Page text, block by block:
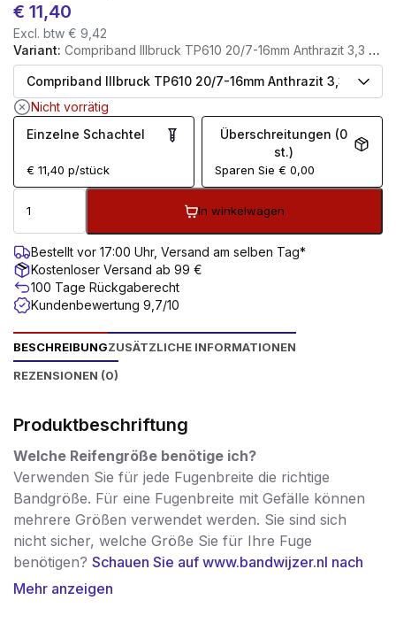
€ 11,40
Excl. btw € 9,42
Variant: Compriband Illbruck TP610 20/7-16mm Anthrazit 3,3 Meter
Nicht vorrätig
Einzelne Schachtel
€ 11,40 p/stück
Überschreitungen (0
st.)
Sparen Sie€ 0,00
In winkelwagen
Bestellt vor 17:00 Uhr, Versand am selben Tag*
Kostenloser Versand ab 99 €
100 Tage Rückgaberecht
Kundenbewertung 9,7/10
BESCHREIBUNGZUSÄTZLICHE INFORMATIONEN
REZENSIONEN (0)
Produktbeschriftung
Welche Reifengröße benötige ich?
Verwenden Sie für jede Fugenbreite die richtige
Bandgröße. Für eine Fugenbreite mit Gefälle können
mehrere Größen verwendet werden. Sie sind sich
nicht sicher, welche Größe Sie für Ihre Fuge
benötigen? Schauen Sie auf www.bandwijzer.nl nach
der richtigen Größe!
Mehr anzeigen